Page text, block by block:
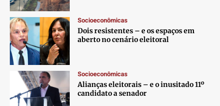
Socioeconômicas
Dois resistentes – e os espaços em
aberto no cenário eleitoral
Socioeconômicas
Alianças eleitorais – e o inusitado 11º
candidato a senador